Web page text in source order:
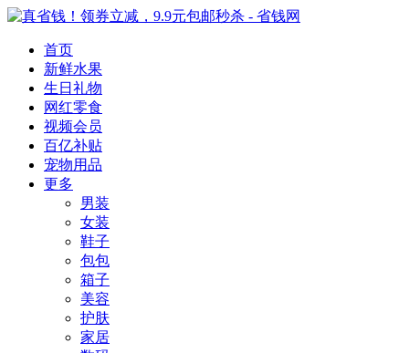
首页
新鲜水果
生日礼物
网红零食
视频会员
百亿补贴
宠物用品
更多
男装
女装
鞋子
包包
箱子
美容
护肤
家居